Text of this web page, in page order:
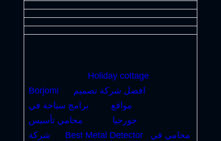
Holiday cottage
Borjomi
افضل شركة تصميم
مواقع
برامج سياحة في
جورجيا
محامي تأسيس
شركة
Best Metal Detector
محامي في